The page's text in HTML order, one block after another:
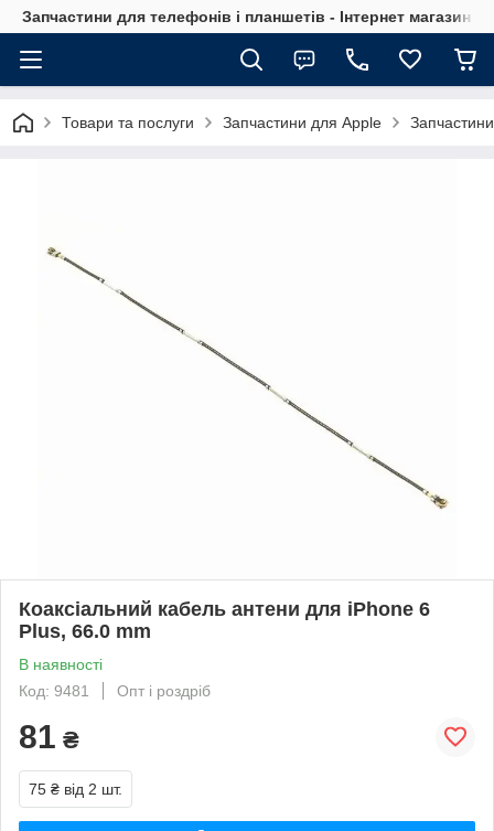
Запчастини для телефонів і планшетів - Інтернет магазин
Товари та послуги Запчастини для Apple
Коаксіальний кабель антени для iPhone 6
Plus, 66.0 mm
В наявності
Код: 9481
Опт і роздріб
81 ₴
75 ₴ від 2 шт.